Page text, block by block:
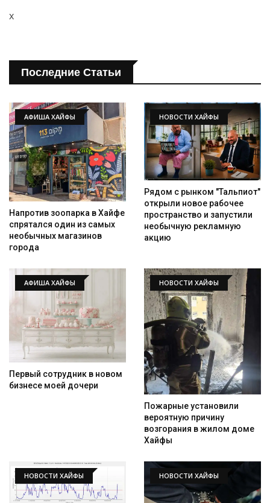
x
Последние Статьи
АФИША ХАЙФЫ
Напротив зоопарка в Хайфе
спрятался один из самых
необычных магазинов
города
НОВОСТИ ХАЙФЫ
Рядом с рынком "Тальпиот"
открыли новое рабочее
пространство и запустили
необычную рекламную
акцию
АФИША ХАЙФЫ
Первый сотрудник в новом
бизнесе моей дочери
НОВОСТИ ХАЙФЫ
Пожарные установили
вероятную причину
возгорания в жилом доме
Хайфы
НОВОСТИ ХАЙФЫ НОВОСТИ ХАЙФЫ